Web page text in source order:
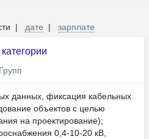
| дате | зарплате
данных, фиксация кабельных
объектов с целью
на проектирование);
0,4-10-20 кВ,